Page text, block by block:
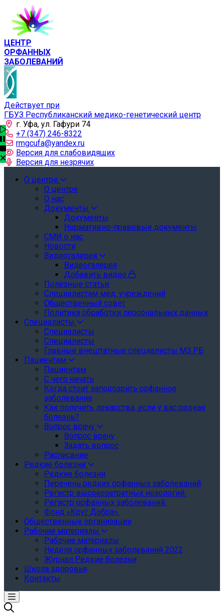
ЦЕНТР
ОРФАННЫХ
ЗАБОЛЕВАНИЙ
Действует при
ГБУЗ Республиканский медико-генетический центр
г. Уфа, ул. Гафури 74
+7 (347) 246-8322
rmgcufa@yandex.ru
Версия для слабовидящих
Версия для незрячих
О центре
О центре
О нас
Документы
Документы
Нормативно-правовые документы
СМИ о нас
Новости
Видеогалерея
Видеогалерея
Добавить видео
Полезные статьи
Специалистам мед. учреждений
Общественный совет
Политика обработки персональных данных
Специалисты
Специалисты
Специалисты
Главные внештатные специалисты МЗ РБ
Пациентам
Пациентам
С чего начать
Когда стоит заподозрить орфанное
заболевание
Как получить лекарства, если у вас редкая
болезнь?
Вопрос врачу
Вопрос врачу
Задать вопрос
Расписание
Редкие болезни
Редкие болезни
Перечень редких орфанных заболеваний
Регистр высокозатратных нозологий.
Регистр орфанных заболеваний.
Фонд «Круг Добра».
Общественные организации
Рабочие материалы
Рабочие материалы
Неделя орфанных заболеваний 2022
Журнал Редкие болезни
Школа здоровья
Контакты